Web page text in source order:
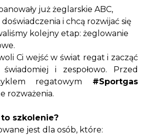
już żeglarskie ABC,
i chcą rozwijać się
kolejny etap: żeglowanie
Ci wejść w świat regat i zacząć
świadomiej i zespołowo. Przed
regatowym #Sportgas
rozważenia.
szkolenie?
jest dla osób, które: